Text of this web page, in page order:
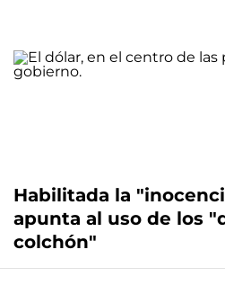
Habilitada la
apunta al uso de los
colchón"